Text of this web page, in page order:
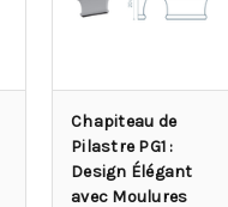
Chapiteau de
Pilastre PG1 :
Design Élégant
avec Moulures